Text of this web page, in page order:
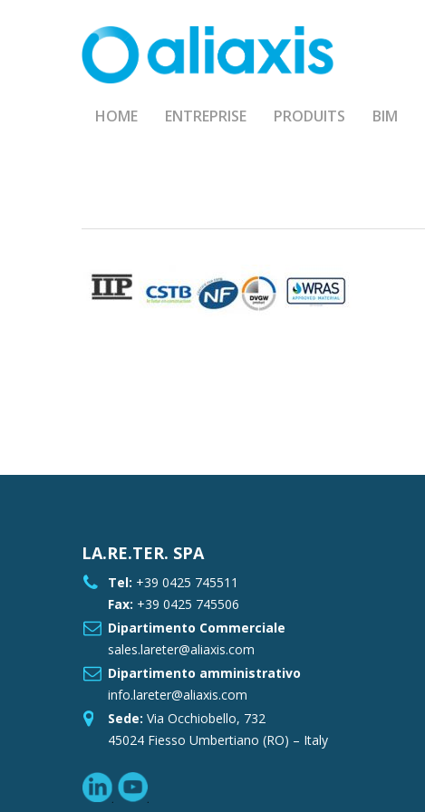
HOME ENTREPRISE PRODUITS BIM
LA.RE.TER. SPA
Tel: +39 0425 745511
Fax: +39 0425 745506
Dipartimento Commerciale
sales.lareter@aliaxis.com
Dipartimento amministrativo
info.lareter@aliaxis.com
Sede: Via Occhiobello, 732
45024 Fiesso Umbertiano (RO) – Italy